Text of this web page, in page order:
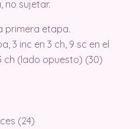
no sujetar.
primera etapa.
3 inc en 3 ch, 9 sc en el
ch (lado opuesto) (30)
(24)